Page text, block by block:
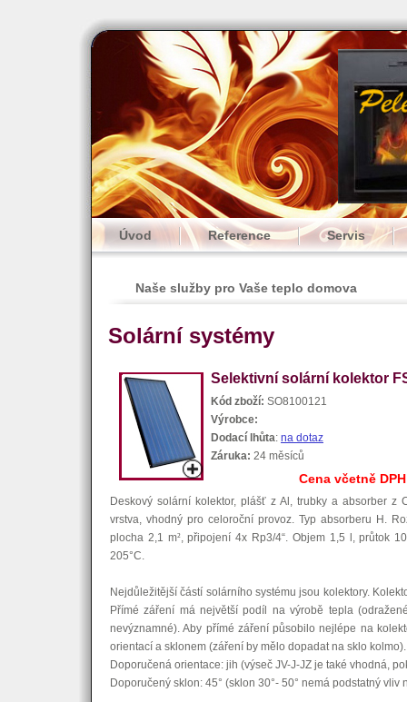
Úvod Reference Servis
Naše služby pro Vaše teplo domova
Solární systémy
Selektivní solární kolektor
Kód zboží: SO8100121
Výrobce:
Dodací lhůta: na dotaz
Záruka: 24 měsíců
Cena včetně
Deskový solární kolektor, plášť z Al, trubky a absorber z
vrstva, vhodný pro celoroční provoz. Typ absorberu H.
plocha 2,1 m², připojení 4x Rp3/4“. Objem 1,5 l, průtok
205°C.
Nejdůležitější částí solárního systému jsou kolektory.
Přímé záření má největší podíl na výrobě tepla
nevýznamné). Aby přímé záření působilo nejlépe na
orientací a sklonem (záření by mělo dopadat na sklo kolmo).
Doporučená orientace: jih (výseč JV-J-JZ je také vhodná,
Doporučený sklon: 45° (sklon 30°- 50° nemá podstatný vliv